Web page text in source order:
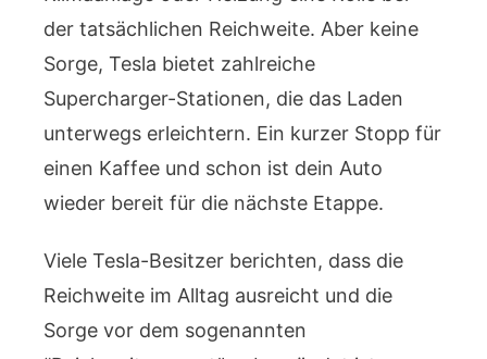
der tatsächlichen Reichweite. Aber keine
Sorge, Tesla bietet zahlreiche
Supercharger-Stationen, die das Laden
unterwegs erleichtern. Ein kurzer Stopp für
einen Kaffee und schon ist dein Auto
wieder bereit für die nächste Etappe.
Viele Tesla-Besitzer berichten, dass die
Reichweite im Alltag ausreicht und die
Sorge vor dem sogenannten